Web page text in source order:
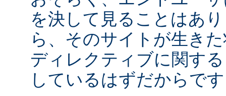
を決して見ることはあ
ら、そのサイトが生き
ディレクティブに関す
しているはずだからで